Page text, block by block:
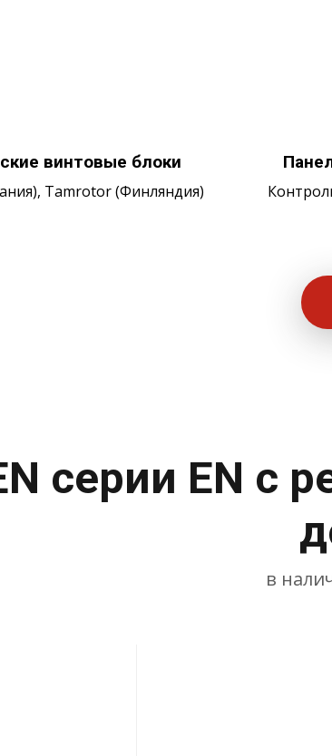
винтовые блоки
Tamrotor (Финляндия)
серии EN с
в